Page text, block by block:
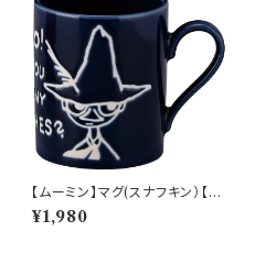
【ムーミン】マグ(スナフキン）【M
M9000】MM9003-11
¥1,980